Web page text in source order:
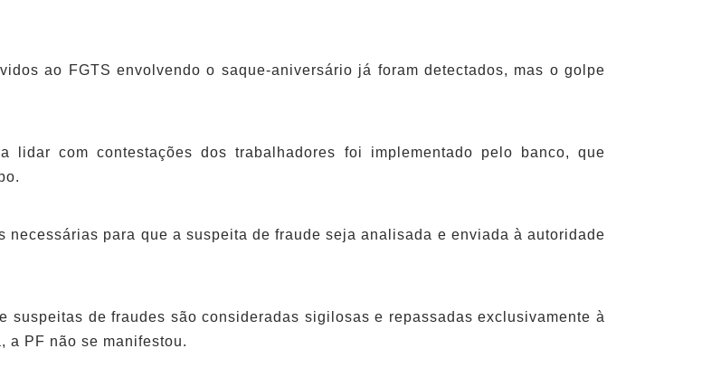
ao FGTS envolvendo o saque-aniversário já foram detectados, mas o golpe
lidar com contestações dos trabalhadores foi implementado pelo banco, que
necessárias para que a suspeita de fraude seja analisada e enviada à autoridade
suspeitas de fraudes são consideradas sigilosas e repassadas exclusivamente à
a PF não se manifestou.